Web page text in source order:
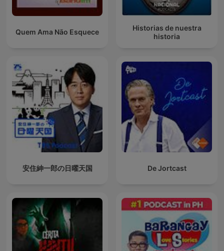
Quem Ama Não Esquece
Historias de nuestra
historia
安住紳一郎の日曜天国 De Jortcast